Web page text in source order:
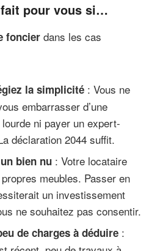
pour vous si…
foncier dans les cas
la simplicité : Vous ne
embarrasser d’une
ni payer un expert-
déclaration 2044 suffit.
bien nu : Votre locataire
meubles. Passer en
un investissement
ne souhaitez pas consentir.
de charges à déduire :